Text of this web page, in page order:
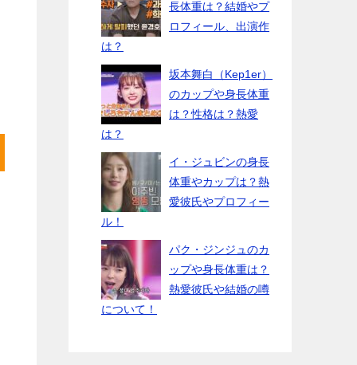
長体重は？結婚やプ
ロフィール、出演作
は？
坂本舞白（Kep1er）
のカップや身長体重
は？性格は？熱愛
は？
イ・ジュビンの身長
体重やカップは？熱
愛彼氏やプロフィー
ル！
パク・ジンジュのカ
ップや身長体重は？
熱愛彼氏や結婚の噂
について！